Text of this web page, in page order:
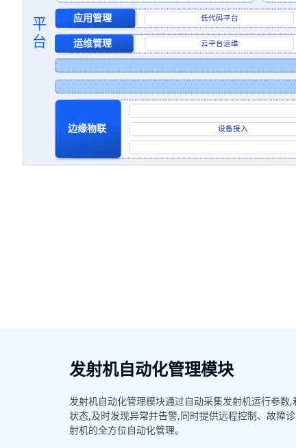
应用管理 低代码平台
平
台
边缘物联 设备接入
运维管理 云平台运维
发射机自动化管理模块
发射机自动化管理模块通过自动采集发射机运行参数
状态,及时发现异常并告警,同时提供远程控制、故障
射机的全方位自动化管理。